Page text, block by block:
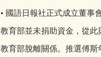
• 國語日報社正式成立董事
教育部並未捐助資金，從此
教育部脫離關係。推選傅斯